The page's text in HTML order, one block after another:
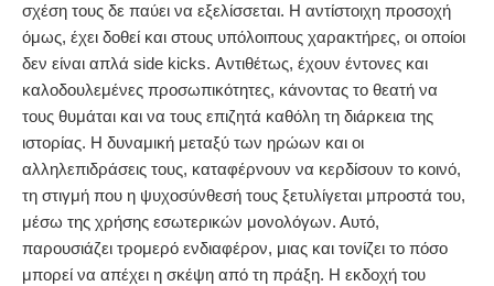
σχέση τους δε παύει να εξελίσσεται. Η αντίστοιχη προσοχή
όμως, έχει δοθεί και στους υπόλοιπους χαρακτήρες, οι οποίοι
δεν είναι απλά side kicks. Αντιθέτως, έχουν έντονες και
καλοδουλεμένες προσωπικότητες, κάνοντας το θεατή να
τους θυμάται και να τους επιζητά καθόλη τη διάρκεια της
ιστορίας. Η δυναμική μεταξύ των ηρώων και οι
αλληλεπιδράσεις τους, καταφέρνουν να κερδίσουν το κοινό,
τη στιγμή που η ψυχοσύνθεσή τους ξετυλίγεται μπροστά του,
μέσω της χρήσης εσωτερικών μονολόγων. Αυτό,
παρουσιάζει τρομερό ενδιαφέρον, μιας και τονίζει το πόσο
μπορεί να απέχει η σκέψη από τη πράξη. Η εκδοχή του